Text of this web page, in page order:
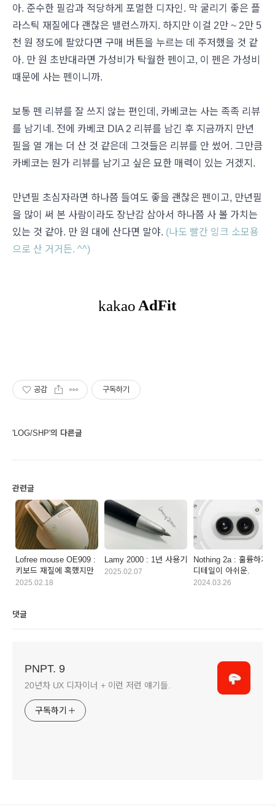
아. 준수한 필감과 적당하게 포멀한 디자인. 막 굴리기 좋은 플
라스틱 재질에다 괜찮은 밸런스까지. 하지만 이걸 2만 ~ 2만 5
천 원 정도에 팔았다면 구매 버튼을 누르는 데 주저했을 것 같
아. 만 원 초반대라면 가성비가 탁월한 펜이고, 이 펜은 가성비
때문에 사는 펜이니까.
보통 펜 리뷰를 잘 쓰지 않는 편인데, 카베코는 사는 족족 리뷰
를 남기네. 전에 카베코 DIA 2 리뷰를 남긴 후 지금까지 만년
필을 열 개는 더 산 것 같은데 그것들은 리뷰를 안 썼어. 그만큼
카베코는 뭔가 리뷰를 남기고 싶은 묘한 매력이 있는 거겠지.
만년필 초심자라면 하나쯤 들여도 좋을 괜찮은 펜이고, 만년필
을 많이 써 본 사람이라도 장난감 삼아서 하나쯤 사 볼 가치는
있는 것 같아. 만 원 대에 산다면 말야. (나도 빨간 잉크 소모용
으로 산 거거든. ^^)
공감 구독하기
'LOG/SHP'의 다른글
관련글
Lofree mouse OE909 :
키보드 재질에 혹했지만
2025.02.18
Lamy 2000 : 1년 사용기
2025.02.07
Nothing 2a : 훌륭하지만
디테일이 아쉬운.
2024.03.26
댓글
PNPT. 9
20년차 UX 디자이너 + 이런 저런 얘기들.
구독하기